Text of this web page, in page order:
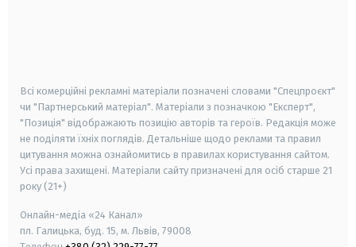
Всі комерційні рекламні матеріали позначені словами "Спецпроєкт"
чи "Партнерський матеріал". Матеріали з позначкою "Експерт",
"Позиція" відображають позицію авторів та героїв. Редакція може
не поділяти їхніх поглядів. Детальніше щодо реклами та правил
цитування можна ознайомитись в правилах користування сайтом.
Усі права захищені. Матеріали сайту призначені для осіб старше 21
року (21+)
Онлайн-медіа «24 Канал»
пл. Галицька, буд. 15, м. Львів, 79008